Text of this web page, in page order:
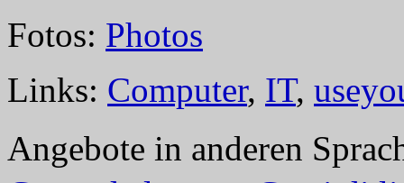
Fotos: Photos
Links: Computer, IT,
Angebote in anderen